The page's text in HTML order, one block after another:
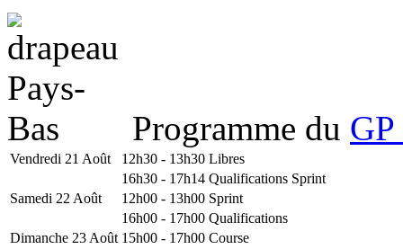
Programme du
Vendredi 21 Août 12h30 - 13h30 Libres
16h30 - 17h14 Qualifications Sprint
Samedi 22 Août
12h00 - 13h00 Sprint
16h00 - 17h00 Qualifications
Dimanche 23 Août 15h00 - 17h00 Course